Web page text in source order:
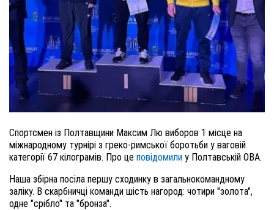
Спортсмен із Полтавщини Максим Лю виборов 1 місце на
міжнародному турнірі з греко-римської боротьби у ваговій
категорії 67 кілограмів. Про це повідомили у Полтавській ОВА.
Наша збірна посіла першу сходинку в загальнокомандному
заліку. В скарбничці команди шість нагород: чотири "золота",
одне "срібло" та "бронза".